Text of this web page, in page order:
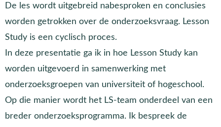
De les wordt uitgebreid nabesproken en conclusies
worden getrokken over de onderzoeksvraag. Lesson
Study is een cyclisch proces.
In deze presentatie ga ik in hoe Lesson Study kan
worden uitgevoerd in samenwerking met
onderzoeksgroepen van universiteit of hogeschool.
Op die manier wordt het LS-team onderdeel van een
breder onderzoeksprogramma. Ik bespreek de